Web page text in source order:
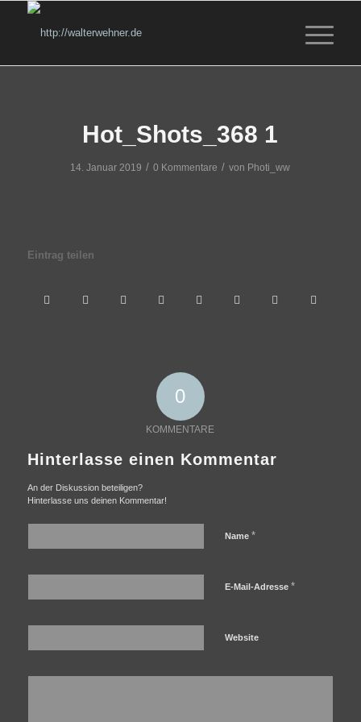
Hot_Shots_368 1
14. Januar 2019 / 0 Kommentare / von Photi_ww
Eintrag teilen
0
KOMMENTARE
Hinterlasse einen Kommentar
An der Diskussion beteiligen?
Hinterlasse uns deinen Kommentar!
Name *
E-Mail-Adresse *
Website